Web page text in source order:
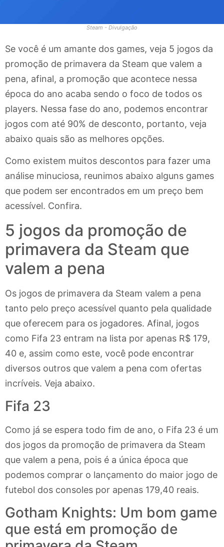
Steam - Divulgação
Se você é um amante dos games, veja 5 jogos da
promoção de primavera da Steam que valem a
pena, afinal, a promoção que acontece nessa
época do ano acaba sendo o foco de todos os
players. Nessa fase do ano, podemos encontrar
jogos com até 90% de desconto, portanto, veja
abaixo quais são as melhores opções.
Como existem muitos descontos para fazer uma
análise minuciosa, reunimos abaixo alguns games
que podem ser encontrados em um preço bem
acessível. Confira.
5 jogos da promoção de
primavera da Steam que
valem a pena
Os jogos de primavera da Steam valem a pena
tanto pelo preço acessível quanto pela qualidade
que oferecem para os jogadores. Afinal, jogos
como Fifa 23 entram na lista por apenas R$ 179,
40 e, assim como este, você pode encontrar
diversos outros que valem a pena com ofertas
incríveis. Veja abaixo.
Fifa 23
Como já se espera todo fim de ano, o Fifa 23 é um
dos jogos da promoção de primavera da Steam
que valem a pena, pois é a única época que
podemos comprar o lançamento do maior jogo de
futebol dos consoles por apenas 179,40 reais.
Gotham Knights: Um bom game
que está em promoção de